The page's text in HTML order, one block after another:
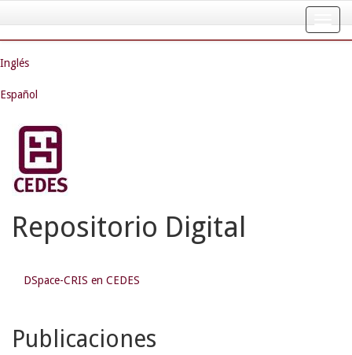
navigation
Inglés
Español
Repositorio Digital
DSpace-CRIS en CEDES
Publicaciones